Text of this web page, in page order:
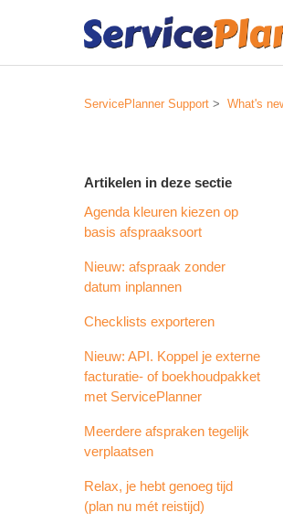
ServicePlanner Support What's
Artikelen in deze sectie
Agenda kleuren kiezen op
basis afspraaksoort
Nieuw: afspraak zonder
datum inplannen
Checklists exporteren
Nieuw: API. Koppel je externe
facturatie- of boekhoudpakket
met ServicePlanner
Meerdere afspraken tegelijk
verplaatsen
Relax, je hebt genoeg tijd
(plan nu mét reistijd)